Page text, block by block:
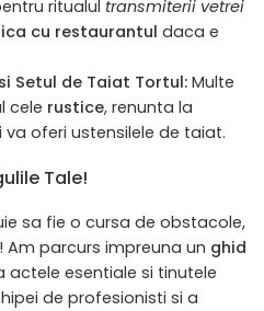
ritualul transmiterii vetrei
cu restaurantul daca e
Setul de Taiat Tortul:Multe
cele rustice, renunta la
oferi ustensilele de taiat.
Tale!
sa fie o cursa de obstacole,
parcurs impreuna un ghid
actele esentiale si tinutele
de profesionisti si a